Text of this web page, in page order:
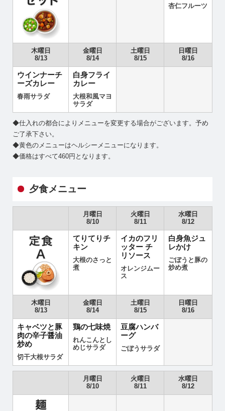
杏仁フルーツ
木曜日
8/13
金曜日
8/14
土曜日
8/15
日曜日
8/16
ウインナーチ
ーズカレー
春雨サラダ
白身フライ
カレー
大根和風マヨ
サラダ
◆仕入れの都合によりメニューを変更する場合がございます。予め
ご了承下さい。
◆黄色のメニューはヘルシーメニューになります。
◆価格はすべて460円となります。
夕食メニュー
月曜日
8/10
火曜日
8/11
水曜日
8/12
てりてりチ
キン
大根のさっと
煮
イカのフリ
ッター チ
リソース
オレンジムー
ス
白身魚ジュ
レかけ
ごぼうと豚の
炒め煮
木曜日
8/13
金曜日
8/14
土曜日
8/15
日曜日
8/16
キャベツと豚
肉の辛子醤油
炒め
切干大根サラダ
鶏の七味焼
れんこんとし
めじサラダ
豆腐ハンバ
ーグ
ごぼうサラダ
月曜日
8/10
火曜日
8/11
水曜日
8/12